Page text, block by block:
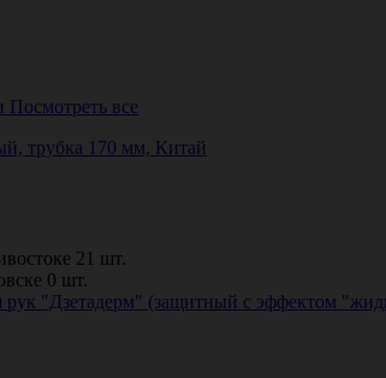
Посмотреть все
трубка 170 мм, Китай
21 шт.
0 шт.
"Дзетадерм" (защитный с эффектом